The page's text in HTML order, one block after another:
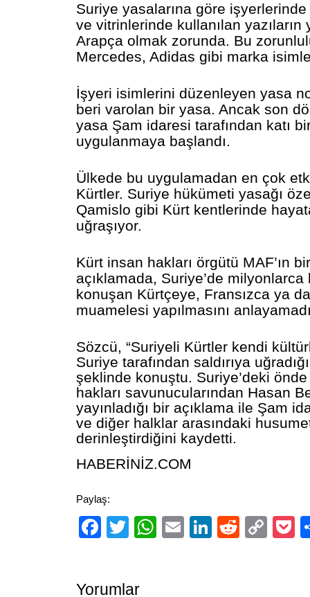
Suriye yasalarına göre
ve vitrinlerinde kullanılan yazıların
Arapça olmak zorunda. Bu
Mercedes, Adidas gibi marka
İşyeri isimlerini düzenleyen yasa
beri varolan bir yasa. Ancak son
yasa Şam idaresi tarafından katı
uygulanmaya başlandı.
Ülkede bu uygulamadan en çok
Kürtler. Suriye hükümeti yasağı
Qamislo gibi Kürt kentlerinde
uğraşıyor.
Kürt insan hakları örgütü MAF’ın
açıklamada, Suriye’de milyonlarca
konuşan Kürtçeye, Fransızca ya
muamelesi yapılmasını
Sözcü, “Suriyeli Kürtler kendi
Suriye tarafından saldırıya
şeklinde konuştu. Suriye’deki
hakları savunucularından Hasan
yayınladığı bir açıklama ile Şam
ve diğer halklar arasındaki
derinleştirdiğini kaydetti.
HABERİNİZ.COM
Paylaş:
Facebook
TwitterWhatsApp
EmailLinkedIn
Reddit
Yorumlar